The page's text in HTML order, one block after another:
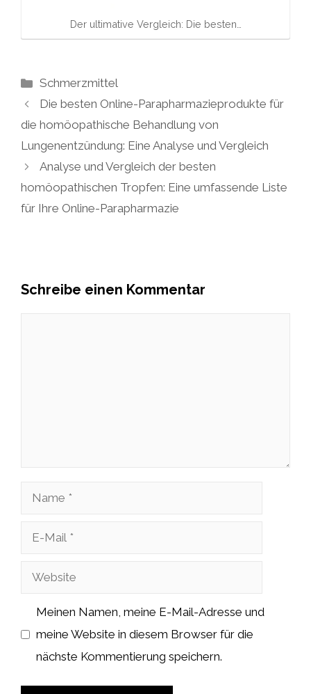
Der ultimative Vergleich: Die besten…
Kategorien
Schmerzmittel
Die besten Online-Parapharmazieprodukte für
die homöopathische Behandlung von
Lungenentzündung: Eine Analyse und Vergleich
Analyse und Vergleich der besten
homöopathischen Tropfen: Eine umfassende Liste
für Ihre Online-Parapharmazie
Schreibe einen Kommentar
Name
Website
Meinen Namen, meine E-Mail-Adresse und
meine Website in diesem Browser für die
nächste Kommentierung speichern.